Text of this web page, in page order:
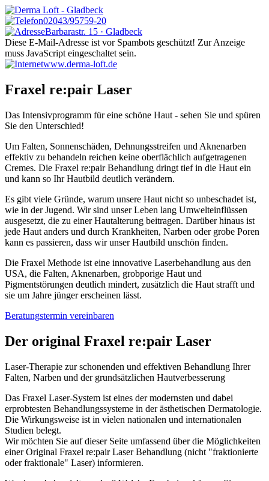
02043/95759-20
Barbarastr. 15 · Gladbeck
Diese E-Mail-Adresse ist vor Spambots geschützt! Zur Anzeige
muss JavaScript eingeschaltet sein.
www.derma-loft.de
Fraxel re:pair Laser
Das Intensivprogramm für eine schöne Haut - sehen Sie und spüren
Sie den Unterschied!
Um Falten, Sonnenschäden, Dehnungsstreifen und Aknenarben
effektiv zu behandeln reichen keine oberflächlich aufgetragenen
Cremes. Die Fraxel re:pair Behandlung dringt tief in die Haut ein
und kann so Ihr Hautbild deutlich verändern.
Es gibt viele Gründe, warum unsere Haut nicht so unbeschadet ist,
wie in der Jugend. Wir sind unser Leben lang Umwelteinflüssen
ausgesetzt, die zu einer Hautalterung beitragen. Darüber hinaus ist
jede Haut anders und durch Krankheiten, Narben oder grobe Poren
kann es passieren, dass wir unser Hautbild unschön finden.
Die Fraxel Methode ist eine innovative Laserbehandlung aus den
USA, die Falten, Aknenarben, grobporige Haut und
Pigmentstörungen deutlich mindert, zusätzlich die Haut strafft und
sie um Jahre jünger erscheinen lässt.
Beratungstermin vereinbaren
Der original Fraxel re:pair Laser
Laser-Therapie zur schonenden und effektiven Behandlung Ihrer
Falten, Narben und der grundsätzlichen Hautverbesserung
Das Fraxel Laser-System ist eines der modernsten und dabei
erprobtesten Behandlungssysteme in der ästhetischen Dermatologie.
Die Wirkungsweise ist in vielen nationalen und internationalen
Studien belegt.
Wir möchten Sie auf dieser Seite umfassend über die Möglichkeiten
einer Original Fraxel re:pair Laser Behandlung (nicht "fraktionierte
oder fraktionale" Laser) informieren.